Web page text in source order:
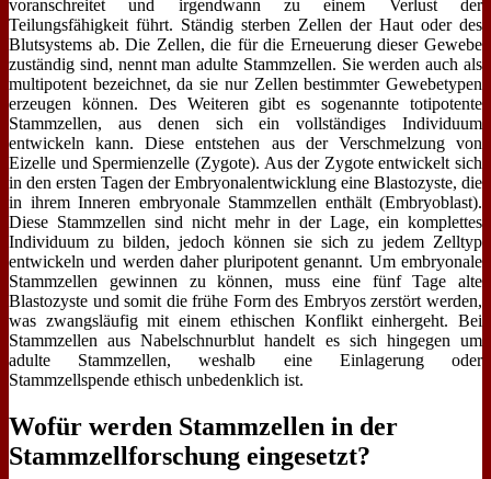
voranschreitet und irgendwann zu einem Verlust der
Teilungsfähigkeit führt. Ständig sterben Zellen der Haut oder des
Blutsystems ab. Die Zellen, die für die Erneuerung dieser Gewebe
zuständig sind, nennt man adulte Stammzellen. Sie werden auch als
multipotent bezeichnet, da sie nur Zellen bestimmter Gewebetypen
erzeugen können. Des Weiteren gibt es sogenannte totipotente
Stammzellen, aus denen sich ein vollständiges Individuum
entwickeln kann. Diese entstehen aus der Verschmelzung von
Eizelle und Spermienzelle (Zygote). Aus der Zygote entwickelt sich
in den ersten Tagen der Embryonalentwicklung eine Blastozyste, die
in ihrem Inneren embryonale Stammzellen enthält (Embryoblast).
Diese Stammzellen sind nicht mehr in der Lage, ein komplettes
Individuum zu bilden, jedoch können sie sich zu jedem Zelltyp
entwickeln und werden daher pluripotent genannt. Um embryonale
Stammzellen gewinnen zu können, muss eine fünf Tage alte
Blastozyste und somit die frühe Form des Embryos zerstört werden,
was zwangsläufig mit einem ethischen Konflikt einhergeht. Bei
Stammzellen aus Nabelschnurblut handelt es sich hingegen um
adulte Stammzellen, weshalb eine Einlagerung oder
Stammzellspende ethisch unbedenklich ist.
Wofür werden Stammzellen in der
Stammzellforschung eingesetzt?